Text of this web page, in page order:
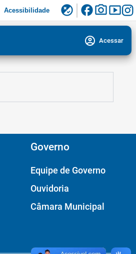
Acessibilidade flaky facebookphoto_camerasmart_display
account_circle Acessar
Governo
Equipe de Governo
Ouvidoria
Câmara Municipal